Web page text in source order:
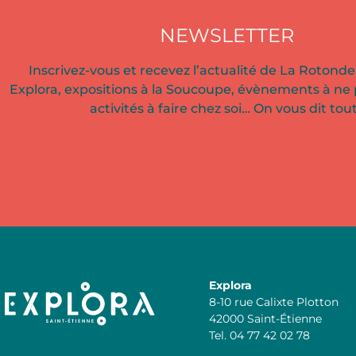
NEWSLETTER
Inscrivez-vous et recevez l’actualité de La
Explora, expositions à la Soucoupe, évènements à
activités à faire chez soi… On vous dit
Explora
8-10 rue Calixte Plotton
42000 Saint-Étienne
Tel. 04 77 42 02 78